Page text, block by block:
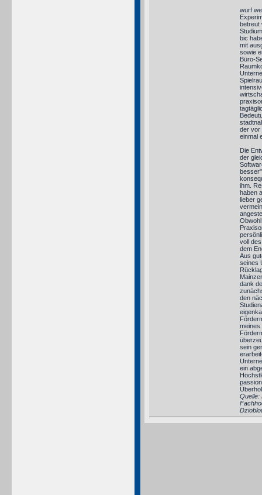
wurf
betreut
bic
mit
sowie
Büro-
der vor
einmal
Die
der
ihm.
haben
lieber
voll
dem
Aus
seines
dank
den
meines
sein
ein
Quelle: